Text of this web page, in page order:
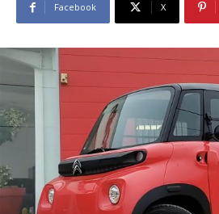
Facebook X